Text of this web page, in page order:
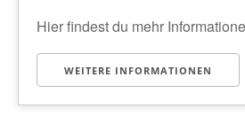
Hier findest du mehr
WEITERE INFORMATIONEN